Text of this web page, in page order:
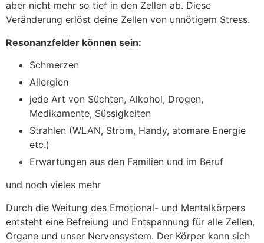
aber nicht mehr so tief in den Zellen ab. Diese
Veränderung erlöst deine Zellen von unnötigem Stress.
Resonanzfelder können sein:
Schmerzen
Allergien
jede Art von Süchten, Alkohol, Drogen,
Medikamente, Süssigkeiten
Strahlen (WLAN, Strom, Handy, atomare Energie
etc.)
Erwartungen aus den Familien und im Beruf
und noch vieles mehr
Durch die Weitung des Emotional- und Mentalkörpers
entsteht eine Befreiung und Entspannung für alle Zellen,
Organe und unser Nervensystem. Der Körper kann sich